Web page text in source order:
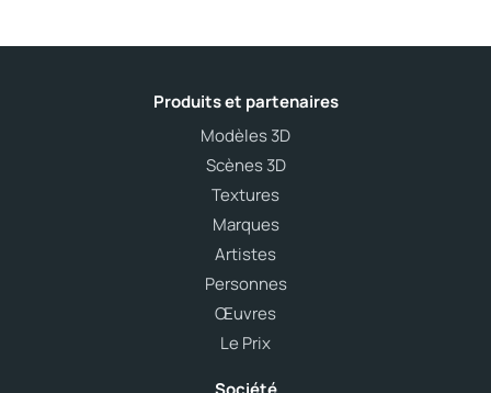
Produits et partenaires
Modèles 3D
Scènes 3D
Textures
Marques
Artistes
Personnes
Œuvres
Le Prix